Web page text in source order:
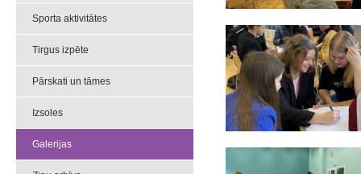
Sporta aktivitātes
Tirgus izpēte
Pārskati un tāmes
Izsoles
Galerijas